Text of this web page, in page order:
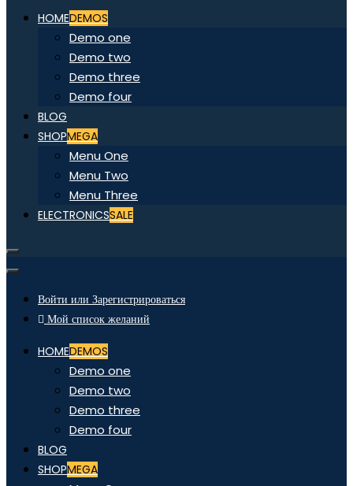
HOMEDEMOS
Demo one
Demo two
Demo three
Demo four
BLOG
SHOPMEGA
Menu One
Menu Two
Menu Three
ELECTRONICSSALE
Войти или Зарегистрироваться
Мой список желаний
HOMEDEMOS
Demo one
Demo two
Demo three
Demo four
BLOG
SHOPMEGA